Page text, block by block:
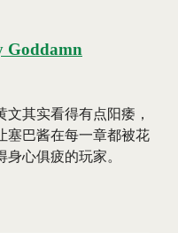
Goddamn
其实看得有点阳痿，
塞巴酱在每一章都被花
心俱疲的玩家。